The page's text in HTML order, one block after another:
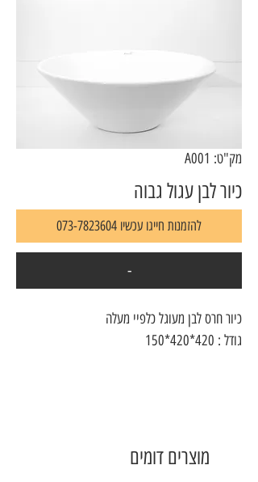
מק"ט: A001
כיור לבן עגול גבוה
להזמנות חייגו עכשיו 073-7823604
-
כיור חרס לבן מעוגל כלפיי מעלה
גודל : 420*420*150
מוצרים דומים